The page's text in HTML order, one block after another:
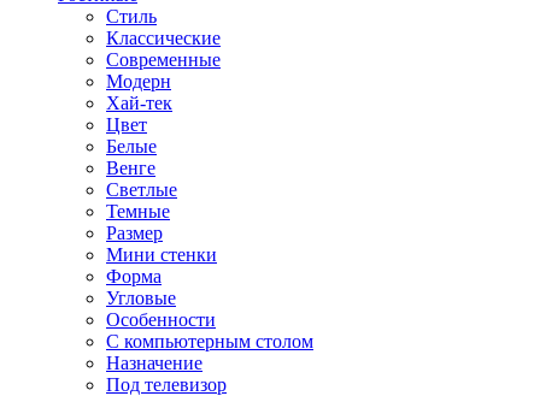
Стиль
Классические
Современные
Модерн
Хай-тек
Цвет
Белые
Венге
Светлые
Темные
Размер
Мини стенки
Форма
Угловые
Особенности
С компьютерным столом
Назначение
Под телевизор